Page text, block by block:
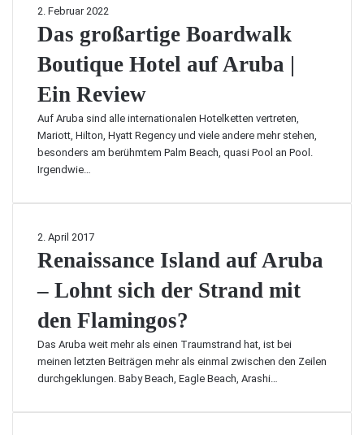
U
r
l
a
u
b
t
r
a
k
t
i
s
h
D
a
s
g
o
ß
a
r
t
B
o
a
w
2. Februar 2022
Das großartige Boardwalk
Boutique Hotel auf Aruba |
Ein Review
Auf Aruba sind alle internationalen Hotelketten vertreten,
Mariott, Hilton, Hyatt Regency und viele andere mehr stehen,
besonders am berühmtem Palm Beach, quasi Pool an Pool.
Irgendwie…
R
e
n
s
s
a
n
2. April 2017
Renaissance Island auf Aruba
– Lohnt sich der Strand mit
den Flamingos?
Das Aruba weit mehr als einen Traumstrand hat, ist bei
meinen letzten Beiträgen mehr als einmal zwischen den Zeilen
durchgeklungen. Baby Beach, Eagle Beach, Arashi…